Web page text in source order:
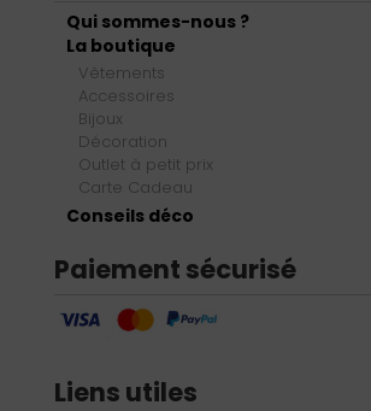
Qui sommes-nous ?
La boutique
Vêtements
Accessoires
Bijoux
Décoration
Outlet à petit prix
Carte Cadeau
Conseils déco
Paiement sécurisé
Liens utiles